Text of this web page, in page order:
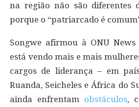
na região não são diferentes
porque o “patriarcado é
Songwe afirmou à ONU
está vendo mais e mais
cargos de liderança – em
Ruanda, Seicheles e África do
ainda enfrentam obstáculos,